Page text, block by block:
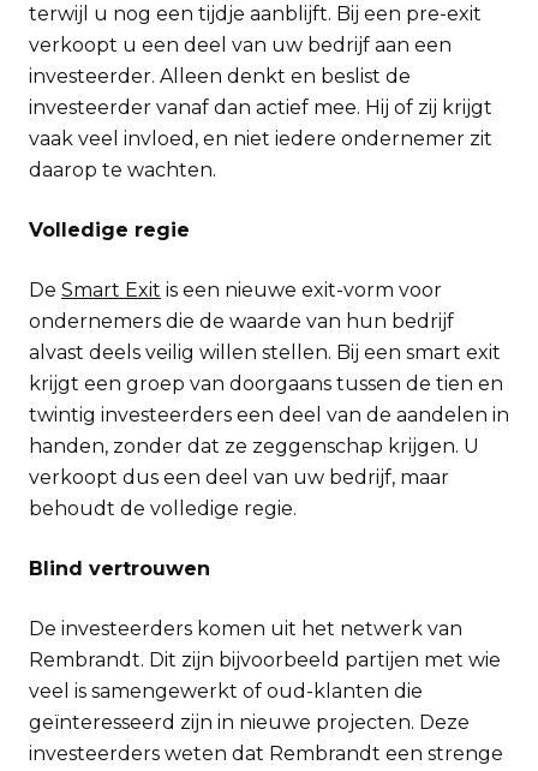
terwijl u nog een tijdje aanblijft. Bij een pre-exit
verkoopt u een deel van uw bedrijf aan een
investeerder. Alleen denkt en beslist de
investeerder vanaf dan actief mee. Hij of zij krijgt
vaak veel invloed, en niet iedere ondernemer zit
daarop te wachten.
Volledige regie
De Smart Exit is een nieuwe exit-vorm voor
ondernemers die de waarde van hun bedrijf
alvast deels veilig willen stellen. Bij een smart exit
krijgt een groep van doorgaans tussen de tien en
twintig investeerders een deel van de aandelen in
handen, zonder dat ze zeggenschap krijgen. U
verkoopt dus een deel van uw bedrijf, maar
behoudt de volledige regie.
Blind vertrouwen
De investeerders komen uit het netwerk van
Rembrandt. Dit zijn bijvoorbeeld partijen met wie
veel is samengewerkt of oud-klanten die
geïnteresseerd zijn in nieuwe projecten. Deze
investeerders weten dat Rembrandt een strenge